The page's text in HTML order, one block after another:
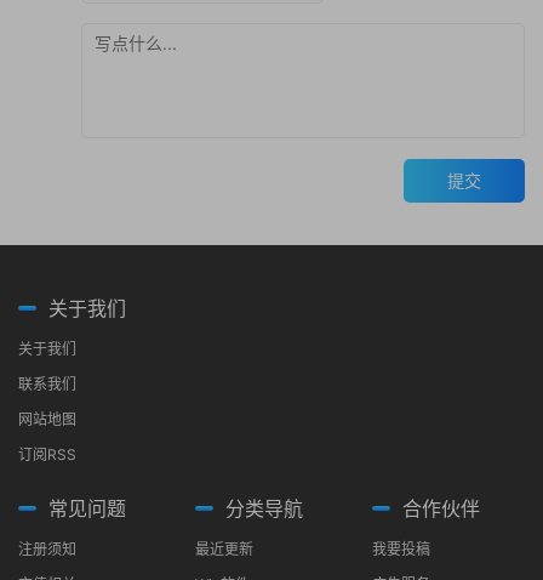
提交
关于我们
关于我们
联系我们
网站地图
订阅RSS
常见问题
注册须知
分类导航
最近更新
合作伙伴
我要投稿